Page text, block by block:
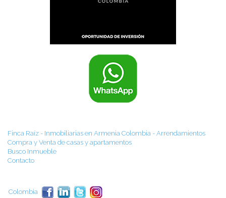
Finca Raíz - Inmobiliarias en Armenia Colombia - Arrendamientos
Compra y Venta de casas y apartamentos
Busco Inmueble
Contacto
Colombia